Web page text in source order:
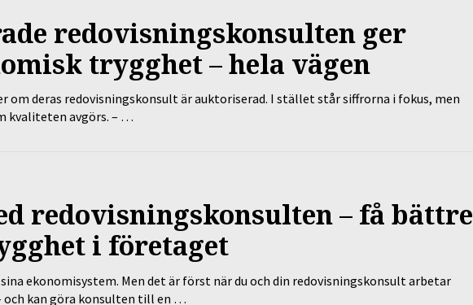
redovisningskonsulten ger
trygghet – hela vägen
om deras redovisningskonsult är auktoriserad. I stället står siffrorna i fokus, men
kvaliteten avgörs. – …
redovisningskonsulten – få bättre
i företaget
ekonomisystem. Men det är först när du och din redovisningskonsult arbetar
kan göra konsulten till en …